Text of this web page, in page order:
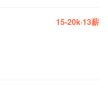
15-20k·13薪